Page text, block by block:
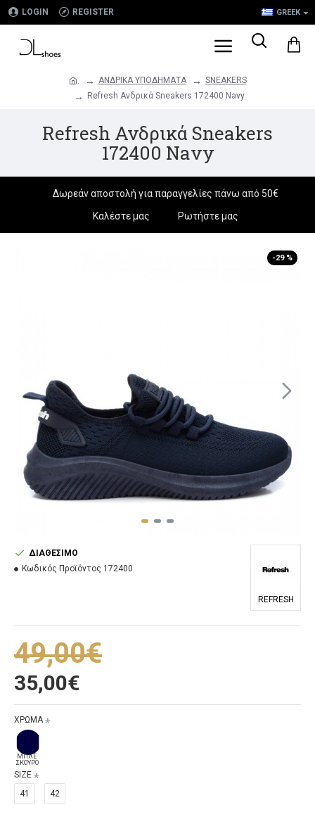
LOGIN REGISTER GREEK
. ΑΝΔΡΙΚΑ ΥΠΟΔΗΜΑΤΑ
SNEAKERS
Refresh Ανδρικά Sneakers 172400 Navy
Refresh Ανδρικά Sneakers
172400 Navy
Δωρεάν αποστολή για παραγγελίες πάνω από 50€
Καλέστε μας
Ρωτήστε μας
-29 %
35,00€
49,00€
ΔΙΑΘΈΣΙΜΟ
Κωδικός Προϊόντος 172400
REFRESH
ΧΡΩΜΑ
ΜΠΛΕ
ΣΚΟΥΡΟ
SIZE
41
42